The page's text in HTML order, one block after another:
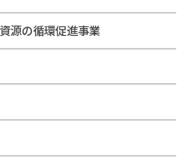
源の循環促進事業